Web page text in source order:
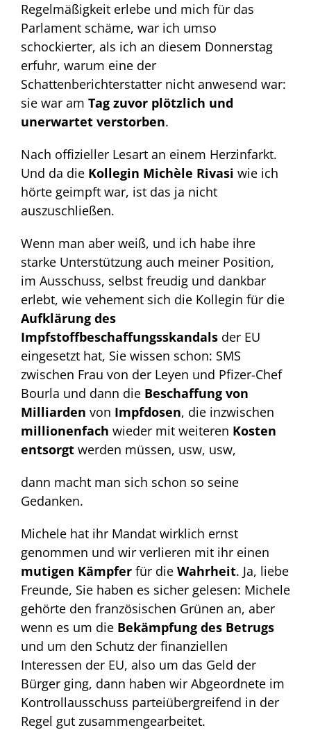
Regelmäßigkeit erlebe und mich für das
Parlament schäme, war ich umso
schockierter, als ich an diesem Donnerstag
erfuhr, warum eine der
Schattenberichterstatter nicht anwesend war:
sie war am Tag zuvor plötzlich und
unerwartet verstorben.
Nach offizieller Lesart an einem Herzinfarkt.
Und da die Kollegin Michèle Rivasi wie ich
hörte geimpft war, ist das ja nicht
auszuschließen.
Wenn man aber weiß, und ich habe ihre
starke Unterstützung auch meiner Position,
im Ausschuss, selbst freudig und dankbar
erlebt, wie vehement sich die Kollegin für die
Aufklärung des
Impfstoffbeschaffungsskandals der EU
eingesetzt hat, Sie wissen schon: SMS
zwischen Frau von der Leyen und Pfizer-Chef
Bourla und dann die Beschaffung von
Milliarden von Impfdosen, die inzwischen
millionenfach wieder mit weiteren Kosten
entsorgt werden müssen, usw, usw,
dann macht man sich schon so seine
Gedanken.
Michele hat ihr Mandat wirklich ernst
genommen und wir verlieren mit ihr einen
mutigen Kämpfer für die Wahrheit. Ja, liebe
Freunde, Sie haben es sicher gelesen: Michele
gehörte den französischen Grünen an, aber
wenn es um die Bekämpfung des Betrugs
und um den Schutz der finanziellen
Interessen der EU, also um das Geld der
Bürger ging, dann haben wir Abgeordnete im
Kontrollausschuss parteiübergreifend in der
Regel gut zusammengearbeitet.